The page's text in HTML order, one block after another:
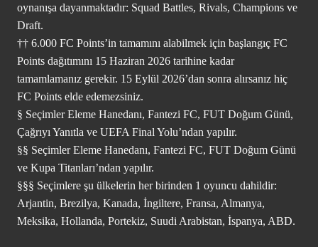
oynanışa dayanmaktadır: Squad Battles, Rivals, Champions ve
Draft.
†† 6.000 FC Points’in tamamını alabilmek için başlangıç FC
Points dağıtımını 15 Haziran 2026 tarihine kadar
tamamlamanız gerekir. 15 Eylül 2026’dan sonra alırsanız hiç
FC Points elde edemezsiniz.
§ Seçimler Eleme Hanedanı, Fantezi FC, FUT Doğum Günü,
Çağrıyı Yanıtla ve UEFA Final Yolu’ndan yapılır.
§§ Seçimler Eleme Hanedanı, Fantezi FC, FUT Doğum Günü
ve Kupa Titanları’ndan yapılır.
§§§ Seçimlere şu ülkelerin her birinden 1 oyuncu dahildir:
Arjantin, Brezilya, Kanada, İngiltere, Fransa, Almanya,
Meksika, Hollanda, Portekiz, Suudi Arabistan, İspanya, ABD.